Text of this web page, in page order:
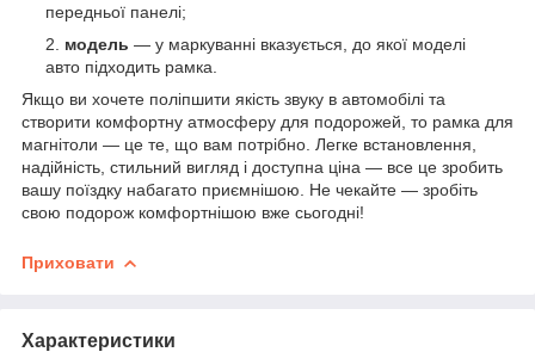
передньої панелі;
модель — у маркуванні вказується, до якої моделі
авто підходить рамка.
Якщо ви хочете поліпшити якість звуку в автомобілі та
створити комфортну атмосферу для подорожей, то рамка для
магнітоли — це те, що вам потрібно. Легке встановлення,
надійність, стильний вигляд і доступна ціна — все це зробить
вашу поїздку набагато приємнішою. Не чекайте — зробіть
свою подорож комфортнішою вже сьогодні!
Приховати
Характеристики